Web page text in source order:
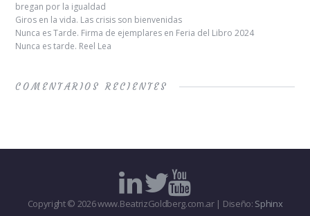
bregan por la igualdad
Giros en la vida. Las crisis son bienvenidas
Nunca es Tarde. Firma de ejemplares en Feria del Libro 2024
Nunca es tarde. Reel Lea
COMENTARIOS RECIENTES
Copyright © 2026 www.BeatrizGoldberg.com.ar | Diseño: Sphinx